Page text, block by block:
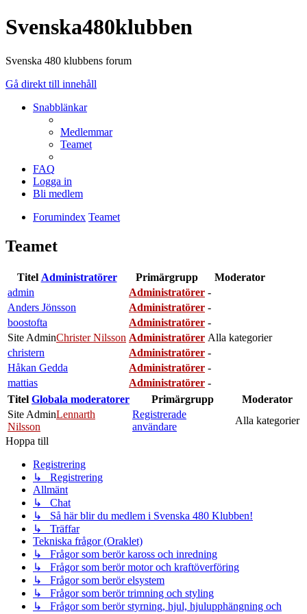
Svenska480klubben
Svenska 480 klubbens forum
Gå direkt till innehåll
Snabblänkar
Medlemmar
Teamet
FAQ
Logga in
Bli medlem
Forumindex Teamet
Teamet
Titel Administratörer Primärgrupp
Moderator
admin
Administratörer -
Anders Jönsson
Administratörer -
boostofta
Administratörer -
Site AdminChrister Nilsson Administratörer Alla kategorier
christern
Administratörer -
Håkan Gedda
Administratörer -
mattias
Administratörer -
Titel Globala moderatorer Primärgrupp
Moderator
Site AdminLennarth
Nilsson
Registrerade
användare
Alla kategorier
Hoppa till
Registrering
↳ Registrering
Allmänt
↳ Chat
↳ Så här blir du medlem i Svenska 480 Klubben!
↳ Träffar
Tekniska frågor (Oraklet)
↳ Frågor som berör kaross och inredning
↳ Frågor som berör motor och kraftöverföring
↳ Frågor som berör elsystem
↳ Frågor som berör trimning och styling
↳ Frågor som berör styrning, hjul, hjulupphängning och